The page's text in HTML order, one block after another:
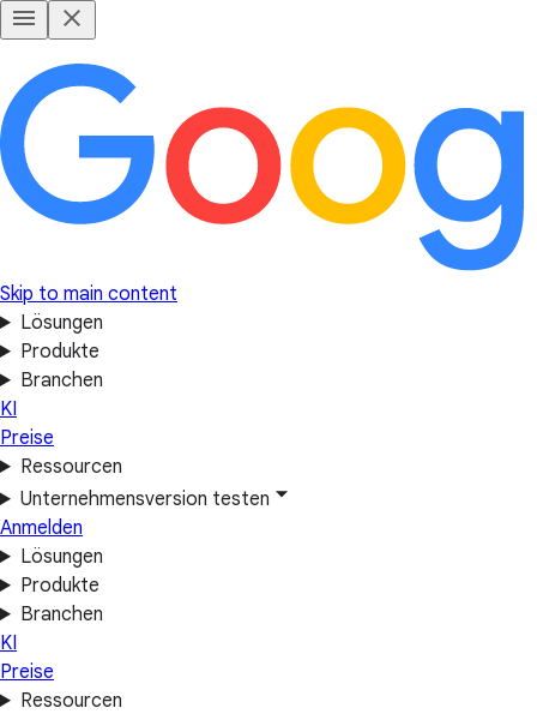
Skip to main content
Lösungen
Produkte
Branchen
KI
Preise
Ressourcen
Unternehmensversion testen
Anmelden
Lösungen
Produkte
Branchen
KI
Preise
Ressourcen